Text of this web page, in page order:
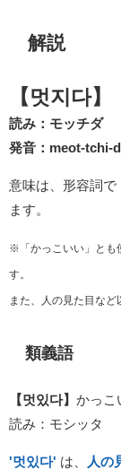
解説
【멋지다】
読み：モッチダ
発音：meot-tchi-
意味は、形容詞で
ます。
※「かっこいい」とも
す。
また、人の見た目など
類義語
【멋있다】 かっこ
読み：モシッタ
'멋있다' は、 人の